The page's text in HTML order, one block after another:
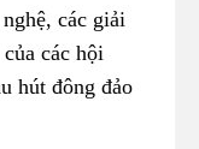
các giải
các hội
hút đông đảo